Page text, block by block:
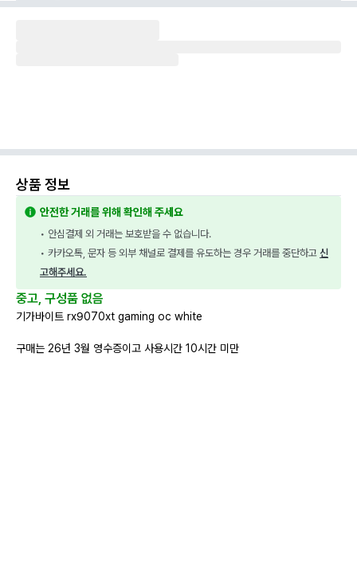
상품 정보
안전한 거래를 위해 확인해 주세요
• 안심결제 외 거래는 보호받을 수 없습니다.
• 카카오톡, 문자 등 외부 채널로 결제를 유도하는 경우 거래를 중단하고 신
고해주세요.
중고, 구성품 없음
기가바이트 rx9070xt gaming oc white
구매는 26년 3월 영수증이고 사용시간 10시간 미만